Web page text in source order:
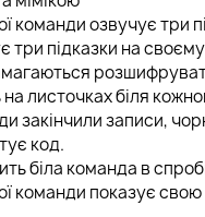
команди озвучує три
три підказки на
листочках біля
закінчили записи,
код.
біла команда в
команди показує свою